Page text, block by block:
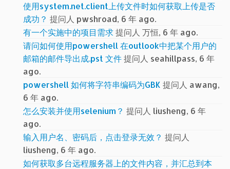
使用system.net.client上传文件时如何获取上传是否
成功？ 提问人 pwshroad, 6 年 ago.
有一个实施中的项目需求提问人 万恒, 6 年 ago.
请问如何使用powershell 在outlook中把某个用户的
邮箱的邮件导出成.pst 文件提问人 seahillpass, 6 年
ago.
powershell 如何将字符串编码为GBK 提问人 awang,
6 年 ago.
怎么安装并使用selenium？ 提问人 liusheng, 6 年
ago.
输入用户名、密码后，点击登录无效？ 提问人
liusheng, 6 年 ago.
如何获取多台远程服务器上的文件内容，并汇总到本